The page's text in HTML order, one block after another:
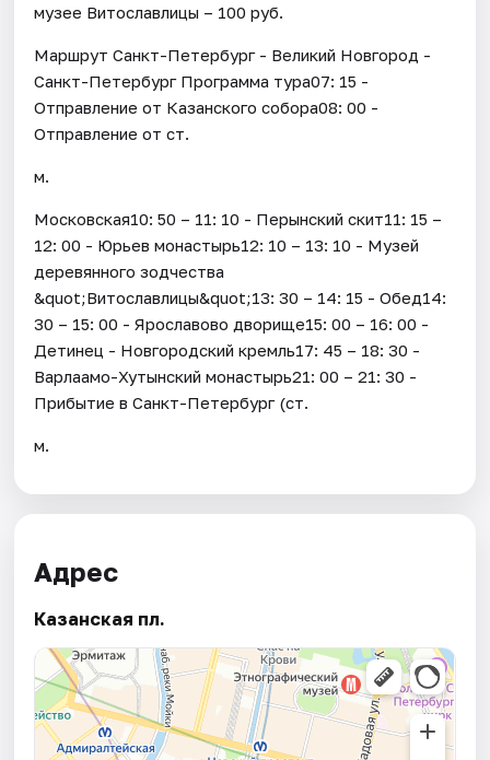
музее Витославлицы – 100 руб.
Маршрут Санкт-Петербург - Великий Новгород -
Санкт-Петербург Программа тура07: 15 -
Отправление от Казанского собора08: 00 -
Отправление от ст.
м.
Московская10: 50 – 11: 10 - Перынский скит11: 15 –
12: 00 - Юрьев монастырь12: 10 – 13: 10 - Музей
деревянного зодчества
&quot;Витославлицы&quot;13: 30 – 14: 15 - Обед14:
30 – 15: 00 - Ярославово дворище15: 00 – 16: 00 -
Детинец - Новгородский кремль17: 45 – 18: 30 -
Варлаамо-Хутынский монастырь21: 00 – 21: 30 -
Прибытие в Санкт-Петербург (ст.
м.
Адрес
Казанская пл.